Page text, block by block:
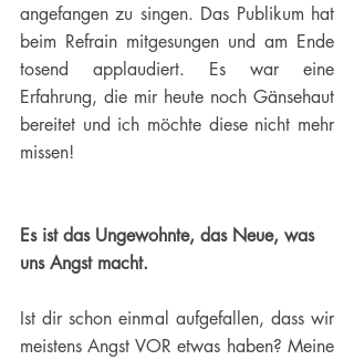
angefangen zu singen. Das Publikum hat
beim Refrain mitgesungen und am Ende
tosend applaudiert. Es war eine
Erfahrung, die mir heute noch Gänsehaut
bereitet und ich möchte diese nicht mehr
missen!
Es ist das Ungewohnte, das Neue, was
uns Angst macht.
Ist dir schon einmal aufgefallen, dass wir
meistens Angst VOR etwas haben? Meine